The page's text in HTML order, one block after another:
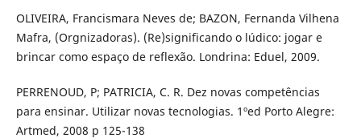
OLIVEIRA, Francismara Neves de; BAZON, Fernanda Vilhena
Mafra, (Orgnizadoras). (Re)significando o lúdico: jogar e
brincar como espaço de reflexão. Londrina: Eduel, 2009.
PERRENOUD, P; PATRICIA, C. R. Dez novas competências
para ensinar. Utilizar novas tecnologias. 1ºed Porto Alegre:
Artmed, 2008 p 125-138